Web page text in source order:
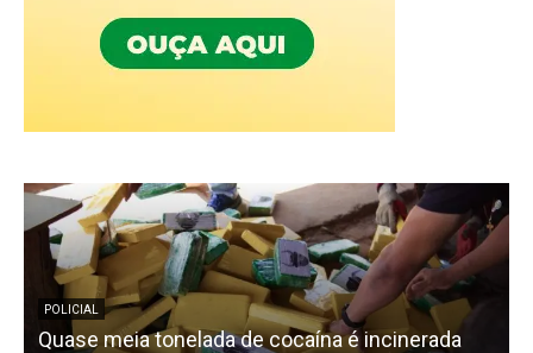
POLICIAL
Quase meia tonelada de cocaína é incinerada